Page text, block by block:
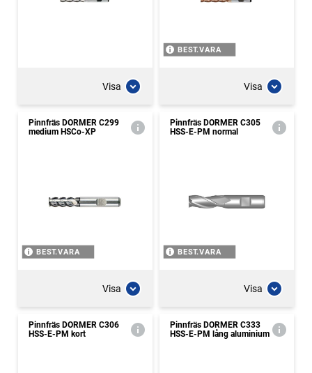
Visa
BEST.VARA
Visa
Pinnfräs DORMER C299
medium HSCo-XP
BEST.VARA
Visa
Pinnfräs DORMER C305
HSS-E-PM normal
BEST.VARA
Visa
Pinnfräs DORMER C306
HSS-E-PM kort
Pinnfräs DORMER C333
HSS-E-PM lång aluminium